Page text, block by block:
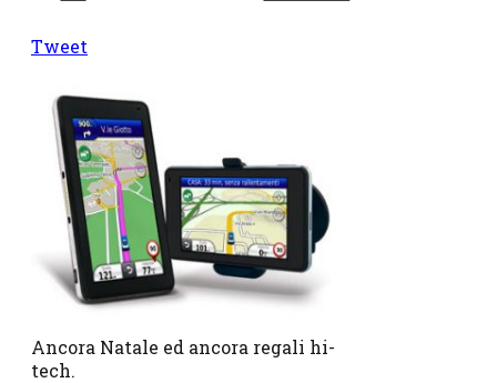
Tweet
Ancora Natale ed ancora regali hi-
tech.